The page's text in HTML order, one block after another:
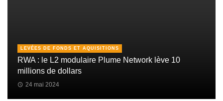
LEVÉES DE FONDS ET AQUISITIONS
RWA : le L2 modulaire Plume Network lève 10
millions de dollars
24 mai 2024